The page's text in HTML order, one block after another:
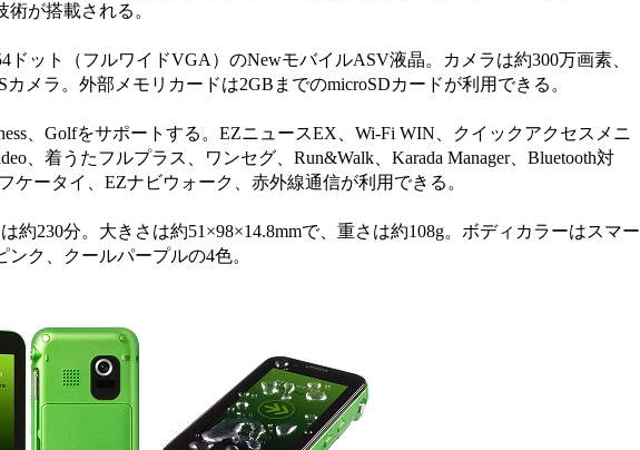
が搭載される。
ット（フルワイドVGA）のNewモバイルASV液晶。カメラは約300万画素、
メラ。外部メモリカードは2GBまでのmicroSDカードが利用できる。
、Golfをサポートする。EZニュースEX、Wi-Fi WIN、クイックアクセスメニ
、着うたフルプラス、ワンセグ、Run&Walk、Karada Manager、Bluetooth対
ータイ、EZナビウォーク、赤外線通信が利用できる。
230分。大きさは約51×98×14.8mmで、重さは約108g。ボディカラーはスマー
ク、クールパープルの4色。